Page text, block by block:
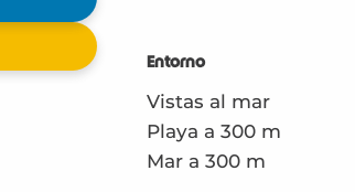
Entorno
Entorno
Vistas al mar
Playa a 300 m
Mar a 300 m